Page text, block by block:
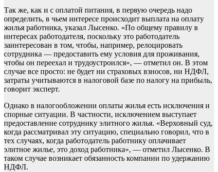
Так же, как и с оплатой питания, в первую очередь надо
определить, в чьем интересе происходит выплата на оплату
жилья работника, указал Лысенко. «По общему правилу в
интересах работодателя, поскольку это работодатель
заинтересован в том, чтобы, например, релоцировать
сотрудника — предоставить ему условия для проживания,
чтобы он переехал и трудоустроился», — отметил он. В этом
случае все просто: не будет ни страховых взносов, ни НДФЛ,
затраты учитываются в налоговой базе по налогу на прибыль,
говорит эксперт.
Однако в налогообложении оплаты жилья есть исключения и
спорные ситуации. В частности, исключением выступает
предоставление сотруднику элитного жилья. «Верховный суд,
когда рассматривал эту ситуацию, специально говорил, что в
тех случаях, когда работодатель работнику оплачивает
элитное жилье, это доход работника», — отметил Лысенко. В
таком случае возникает обязанность компании по удержанию
НДФЛ.